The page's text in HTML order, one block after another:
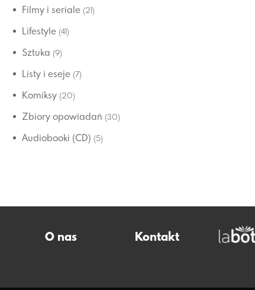
Filmy i seriale (21)
Lifestyle (41)
Sztuka (9)
Listy i eseje (7)
Komiksy (20)
Zbiory opowiadań (30)
Audiobooki (CD) (5)
O nas Kontakt